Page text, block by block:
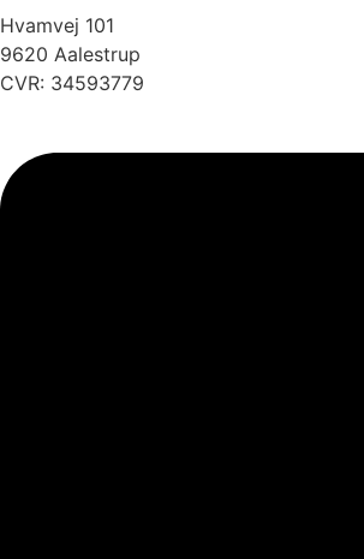
Hvamvej 101
9620 Aalestrup
CVR: 34593779